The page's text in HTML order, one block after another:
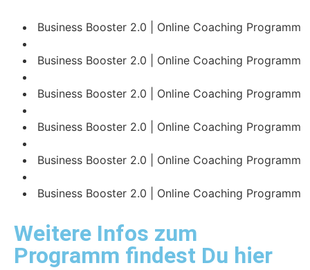
Business Booster 2.0 | Online Coaching Programm
Business Booster 2.0 | Online Coaching Programm
Business Booster 2.0 | Online Coaching Programm
Business Booster 2.0 | Online Coaching Programm
Business Booster 2.0 | Online Coaching Programm
Business Booster 2.0 | Online Coaching Programm
Weitere Infos zum
Programm findest Du hier